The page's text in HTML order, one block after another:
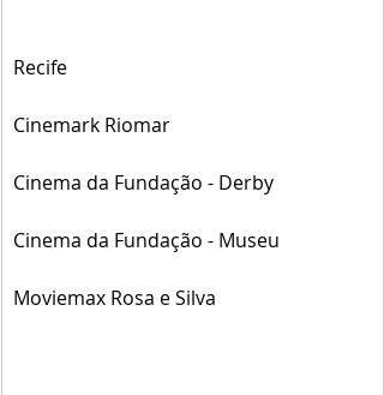
Recife
Cinemark Riomar
Cinema da Fundação - Derby
Cinema da Fundação - Museu
Moviemax Rosa e Silva